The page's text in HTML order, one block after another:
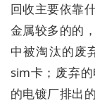
回收主要依靠
金属较多的的
中被淘汰的废
sim卡；废弃
的电镀厂排出